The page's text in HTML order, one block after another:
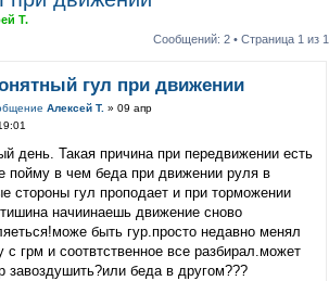
Т.
Сообщений: 2 • Страница 1 из 1
гул при движении
Алексей Т. » 09 апр
день. Такая причина при передвижении есть
пойму в чем беда при движении руля в
стороны гул проподает и при торможении
начиинаешь движение сново
быть гур.просто недавно менял
с грм и соотвтственное все разбирал.может
завоздушить?или беда в другом???